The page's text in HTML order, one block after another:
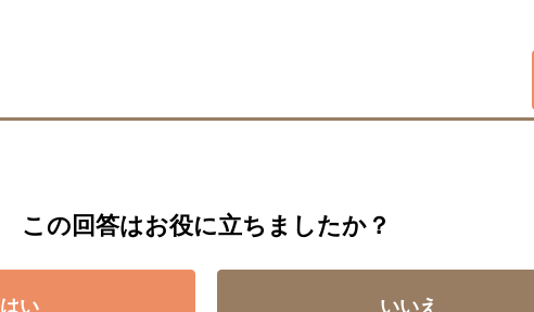
この回答はお役に立ちましたか？
はい いいえ